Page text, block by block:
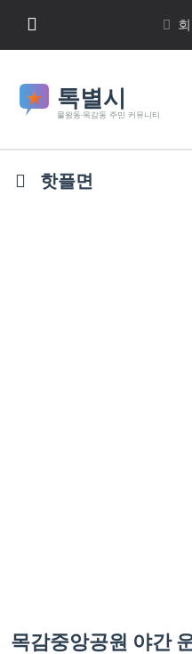
메뉴 버튼
핫플면
목감중앙공원 야간